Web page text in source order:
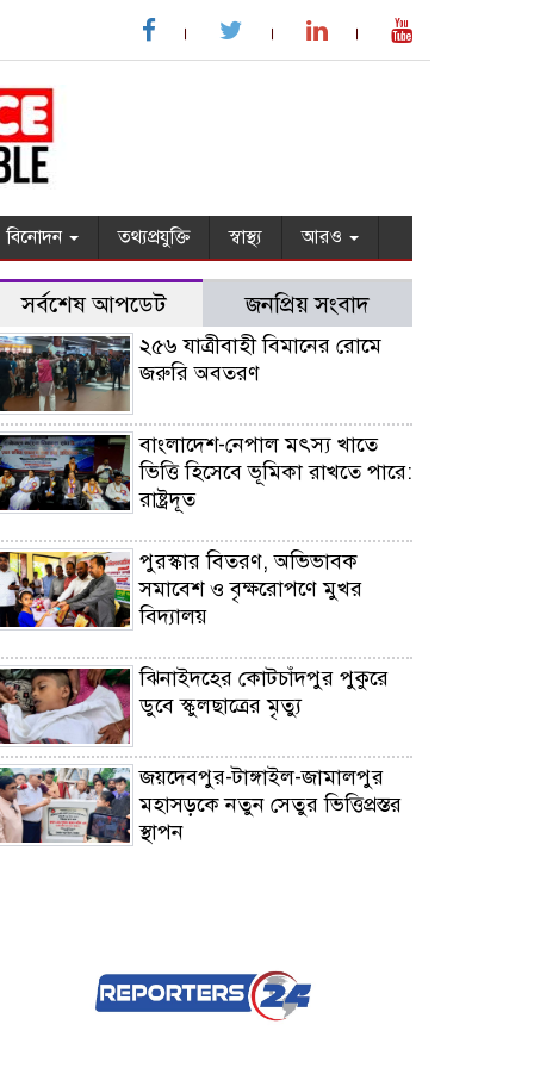
বিনোদন তথ্যপ্রযুক্তি স্বাস্থ্য আরও
সর্বশেষ আপডেট জনপ্রিয় সংবাদ
২৫৬ যাত্রীবাহী বিমানের রোমে
জরুরি অবতরণ
বাংলাদেশ-নেপাল মৎস্য খাতে
ভিত্তি হিসেবে ভূমিকা রাখতে পারে:
রাষ্ট্রদূত
পুরস্কার বিতরণ, অভিভাবক
সমাবেশ ও বৃক্ষরোপণে মুখর
বিদ্যালয়
ঝিনাইদহের কোটচাঁদপুর পুকুরে
ডুবে স্কুলছাত্রের মৃত্যু
জয়দেবপুর-টাঙ্গাইল-জামালপুর
মহাসড়কে নতুন সেতুর ভিত্তিপ্রস্তর
স্থাপন
কালাইয়ে বিদ্যুৎস্পৃষ্ট হয়ে